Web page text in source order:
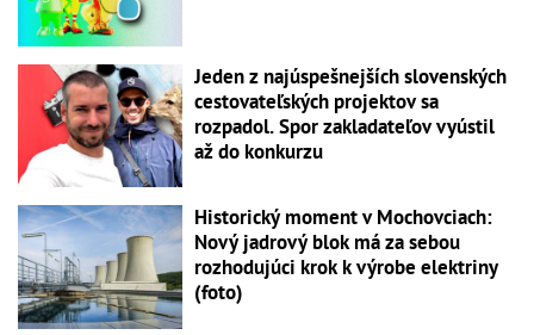
Jeden z najúspešnejších slovenských
cestovateľských projektov sa
rozpadol. Spor zakladateľov vyústil
až do konkurzu
Historický moment v Mochovciach:
Nový jadrový blok má za sebou
rozhodujúci krok k výrobe elektriny
(foto)